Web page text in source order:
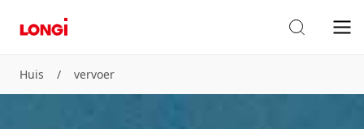
Huis / vervoer